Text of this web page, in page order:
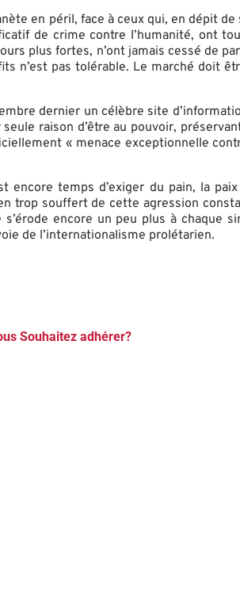
en péril, face à ceux qui, en dépit
de crime contre l’humanité, ont
plus fortes, n’ont jamais cessé de
pas tolérable. Le marché doit
dernier un célèbre site
raison d’être au pouvoir,
« menace exceptionnelle
temps d’exiger du pain, la
trop souffert de cette agression
encore un peu plus à chaque
de l’internationalisme prolétarien.
Souhaitez adhérer?